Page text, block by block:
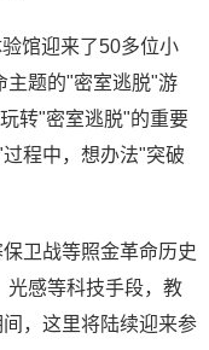
馆迎来了50多位小
主题的"密室逃脱"游
转"密室逃脱"的重要
程中，想办法"突破
卫战等照金革命历史
光感等科技手段，教
，这里将陆续迎来参